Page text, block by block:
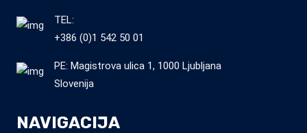
TEL:
+386 (0)1 542 50 01
PE: Magistrova ulica 1, 1000 Ljubljana
Slovenija
NAVIGACIJA